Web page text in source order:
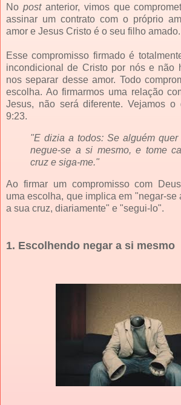
No postanterior, vimos que
assinar um contrato com o próprio
amor e Jesus Cristo é o seu filho
Esse compromisso firmado é
incondicional de Cristo por nós e não
nos separar desse amor. Todo
escolha. Ao firmarmos uma relação
Jesus, não será diferente. Vejamos
9:23.
"E dizia a todos: Se alguém quer
negue-se a si mesmo, e tome
cruz e siga-me."
Ao firmar um compromisso com
uma escolha, que implica em "negar-se
a sua cruz, diariamente" e "segui-lo".
1. Escolhendo negar a si mesmo